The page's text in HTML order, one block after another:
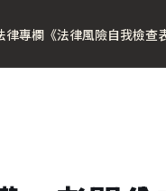
律專欄 《法律風險自我檢查